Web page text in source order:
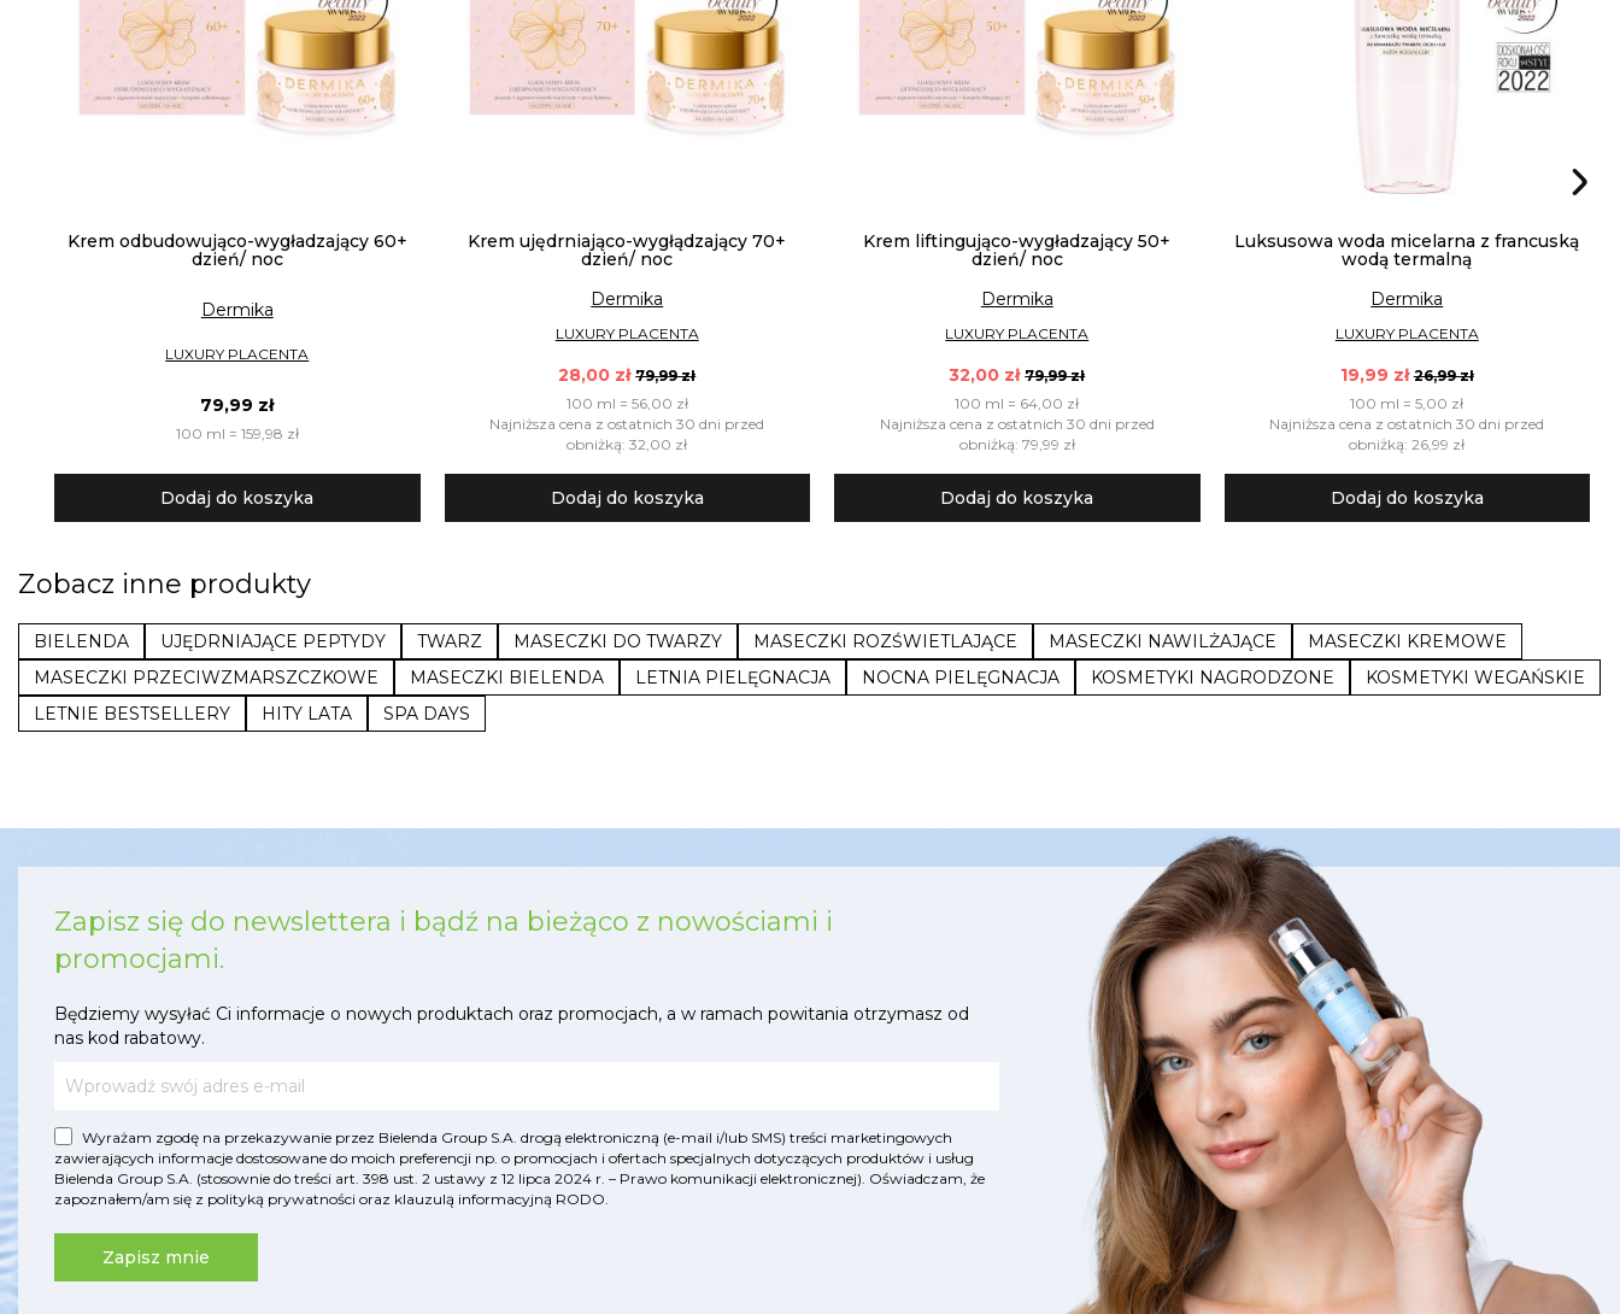
Krem odbudowująco-wygładzający 60+
dzień/ noc
Dermika
LUXURY PLACENTA
79,99 zł
100 ml = 159,98 zł
Dodaj do koszyka
Krem ujędrniająco-wygłądzający 70+
dzień/ noc
Dermika
LUXURY PLACENTA
28,00 zł 79,99 zł
100 ml = 56,00 zł
Najniższa cena z ostatnich 30 dni przed
obniżką: 32,00 zł
Dodaj do koszyka
Krem liftingująco-wygładzający 50+
dzień/ noc
Dermika
LUXURY PLACENTA
32,00 zł 79,99 zł
100 ml = 64,00 zł
Najniższa cena z ostatnich 30 dni przed
obniżką: 79,99 zł
Dodaj do koszyka
Luksusowa woda micelarna z francuską
wodą termalną
Dermika
LUXURY PLACENTA
19,99 zł 26,99 zł
100 ml = 5,00 zł
Najniższa cena z ostatnich 30 dni przed
obniżką: 26,99 zł
Dodaj do koszyka
Zobacz inne produkty
BIELENDA UJĘDRNIAJĄCE PEPTYDY TWARZ MASECZKI DO TWARZY MASECZKI ROZŚWIETLAJĄCE MASECZKI NAWILŻAJĄCE
MASECZKI KREMOWE
MASECZKI PRZECIWZMARSZCZKOWE
MASECZKI BIELENDA LETNIA PIELĘGNACJA NOCNA PIELĘGNACJA KOSMETYKI NAGRODZONE
KOSMETYKI WEGAŃSKIE
LETNIE BESTSELLERY
HITY LATA SPA DAYS
Zapisz się do newslettera i bądź na bieżąco z nowościami i
promocjami.
Będziemy wysyłać Ci informacje o nowych produktach oraz promocjach, a w ramach powitania otrzymasz od
nas kod rabatowy.
Wyrażam zgodę na przekazywanie przez Bielenda Group S.A. drogą elektroniczną (e-mail i/lub SMS) treści marketingowych
zawierających informacje dostosowane do moich preferencji np. o promocjach i ofertach specjalnych dotyczących produktów i usług
Bielenda Group S.A. (stosownie do treści art. 398 ust. 2 ustawy z 12 lipca 2024 r. – Prawo komunikacji elektronicznej). Oświadczam, że
zapoznałem/am się z polityką prywatności oraz klauzulą informacyjną RODO.
Zapisz mnie